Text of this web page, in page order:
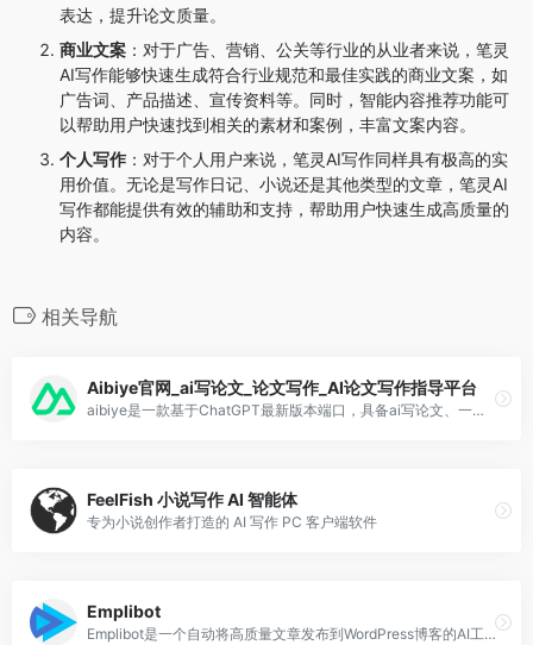
表达，提升论文质量。
商业文案 ：对于广告、营销、公关等行业的从业者来说，笔灵
AI写作能够快速生成符合行业规范和最佳实践的商业文案，如
广告词、产品描述、宣传资料等。同时，智能内容推荐功能可
以帮助用户快速找到相关的素材和案例，丰富文案内容。
个人写作 ：对于个人用户来说，笔灵AI写作同样具有极高的实
用价值。无论是写作日记、小说还是其他类型的文章，笔灵AI
写作都能提供有效的辅助和支持，帮助用户快速生成高质量的
内容。
相关导航
Aibiye官网_ai写论文_论文写作_AI论文写作指导平台
aibiye是一款基于ChatGPT最新版本端口，具备ai写论文、一键论文写作、AI论文写作、开题选题等功能，也能为公文写作、文章写作等提供灵感。aibiye产出内容旨在降本增效、根据用户的需要提供一个指导性、参考性的论文基础框架。
FeelFish 小说写作 AI 智能体
专为小说创作者打造的 AI 写作 PC 客户端软件
Emplibot
Emplibot是一个自动将高质量文章发布到WordPress博客的AI工具。它通过进行关键词研究、插入图片和内部链接等方式，自动完成文章的生成。它能为您的目标用户量身定制内容，提升博客的SEO效果，促进业务增长。